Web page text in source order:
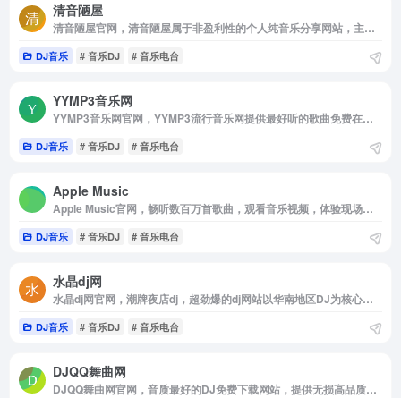
清音陋屋
清音陋屋官网，清音陋屋属于非盈利性的个人纯音乐分享网站，主要为喜欢轻音乐，纯音乐的朋友创建，其主要内容为忧伤轻音乐，影视配乐，忧伤散文，清音陋屋网站创建总结为“用耳聆听，用心感受”。
DJ音乐 # 音乐DJ # 音乐电台
YYMP3音乐网
YYMP3音乐网官网，YYMP3流行音乐网提供最好听的歌曲免费在线试听的音乐网站。收录了网上最新最流行的mp3音乐，网络歌曲，非主流，DJ音乐，伤感歌曲，经典老歌等等mp3歌曲，是您寻找好听的歌曲首选网站。
DJ音乐 # 音乐DJ # 音乐电台
‎Apple Music
‎Apple Music官网，畅听数百万首歌曲，观看音乐视频，体验现场表演，一切尽在 Apple Music。订阅后即可在网页，App 或 Android 设备上播放。
DJ音乐 # 音乐DJ # 音乐电台
水晶dj网
水晶dj网官网，潮牌夜店dj，超劲爆的dj网站以华南地区DJ为核心，提供无损高品质DJ舞曲，每天更新快人一步，我们网站有最专业DJ团队精心制作好听的串烧，打造精品车载DJ舞曲，为喜欢DJ的爱好者，提供高音质在线试听及MP3免费下载，全方位满足DJ音乐爱好者的需求。
DJ音乐 # 音乐DJ # 音乐电台
DJQQ舞曲网
DJQQ舞曲网官网，音质最好的DJ免费下载网站，提供无损高品质DJ舞曲分享，DJ舞曲下载，我们网站有最专业DJ大师和DJ舞曲制作团队精心混音打造的DJ串烧和夜店DJ舞曲，每天更新最潮最嗨的DJ音乐，DJ舞曲，DJ串烧，酒吧夜店舞曲，让您感受无损高品质DJ分享与下载的快乐，下载DJ就到DJQQ音乐网站 www，djqq，net